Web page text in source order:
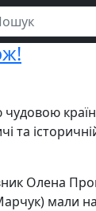
та
Олена
мали